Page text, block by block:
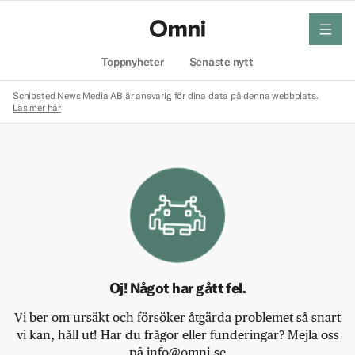
Toppnyheter Senaste nytt
meny
Schibsted News Media AB är ansvarig för dina data på denna webbplats.
Läs mer här
Oj! Något har gått fel.
Vi ber om ursäkt och försöker åtgärda problemet så snart
vi kan, håll ut! Har du frågor eller funderingar? Mejla oss